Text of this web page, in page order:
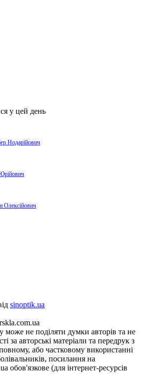
у цей день
Нодарійович
sinoptik.ua
може не поділяти думки авторів та не
за авторські матеріали та передрук з
або частковому використанні
посилання на
обов'язкове (для інтернет-ресурсів